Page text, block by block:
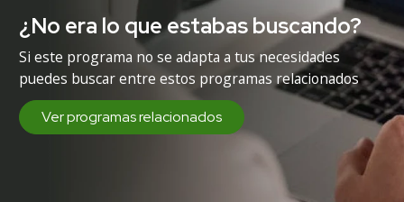
¿No era lo que estabas buscando?
Si este programa no se adapta a tus necesidades
puedes buscar entre estos programas relacionados
Ver programas relacionados